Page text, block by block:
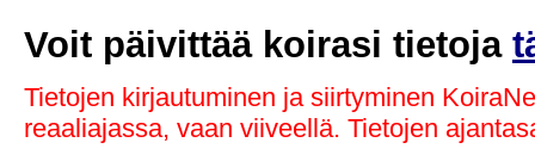
Voit päivittää koirasi tietoja
Tietojen kirjautuminen ja siirtyminen
reaaliajassa, vaan viiveellä. Tietojen